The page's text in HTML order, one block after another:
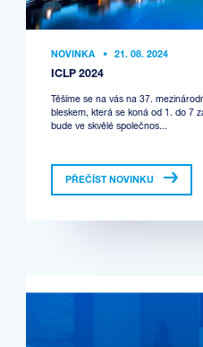
NOVINKA • 21. 08. 2024
ICLP 2024
Těšíme se na vás na 37.
bleskem, která se koná od 1. do 7
bude ve skvělé společnos...
PŘEČÍST NOVINKU